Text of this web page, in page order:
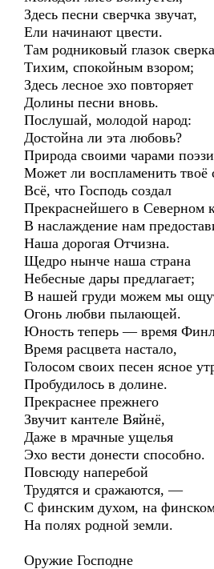
Здесь песни сверчка звучат,
Ели начинают цвести.
Там родниковый глазок
Тихим, спокойным взором;
Здесь лесное эхо повторяет
Долины песни вновь.
Послушай, молодой народ:
Достойна ли эта любовь?
Природа своими чарами
Может ли воспламенить твоё
Всё, что Господь создал
Прекраснейшего в Северном
В наслаждение нам
Наша дорогая Отчизна.
Щедро нынче наша страна
Небесные дары предлагает;
В нашей груди можем мы
Огонь любви пылающей.
Юность теперь — время
Время расцвета настало,
Голосом своих песен ясное
Пробудилось в долине.
Прекраснее прежнего
Звучит кантеле Вяйнё,
Даже в мрачные ущелья
Эхо вести донести способно.
Повсюду наперебой
Трудятся и сражаются, —
С финским духом, на
На полях родной земли.
Оружие Господне